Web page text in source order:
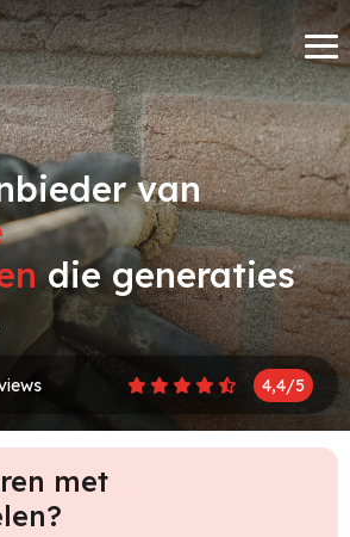
van
die generaties
4,4/5
met